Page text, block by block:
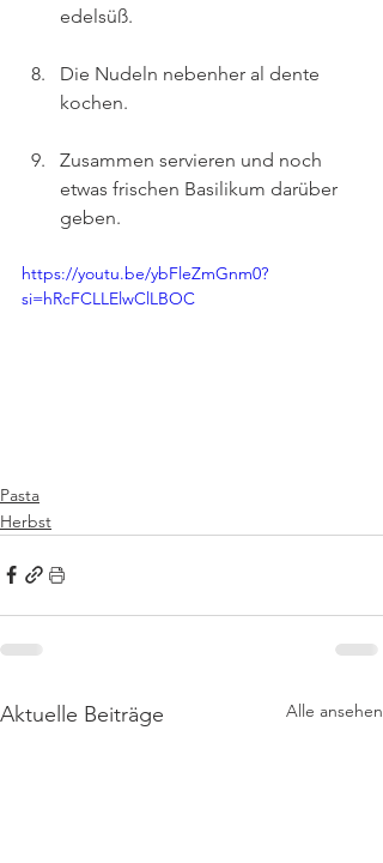
edelsüß.
Die Nudeln nebenher al dente
kochen.
Zusammen servieren und noch
etwas frischen Basilikum darüber
geben.
https://youtu.be/ybFleZmGnm0?
si=hRcFCLLElwClLBOC
Pasta
Herbst
Aktuelle Beiträge Alle ansehen